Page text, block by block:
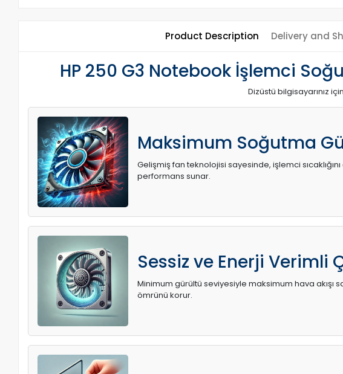
Product Description Delivery and
HP 250 G3 Notebook İşlemci
Dizüstü bilgisayarınız
Maksimum Soğutma
Gelişmiş fan teknolojisi sayesinde, işlemci
performans sunar.
Sessiz ve Enerji Verimli
Minimum gürültü seviyesiyle maksimum hava akışı
ömrünü korur.